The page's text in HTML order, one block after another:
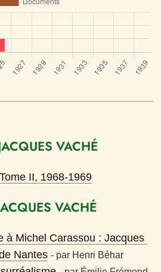
VACHÉ
II, 1968-1969
VACHÉ
à Michel Carassou : Jacques
Nantes - par Henri Béhar